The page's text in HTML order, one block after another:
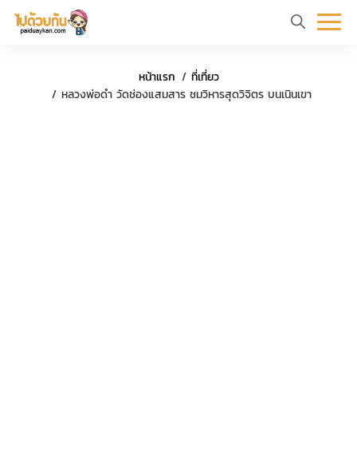
แรกท่อง เที่ยว
หน้าแรก
ที่เที่ยว
หลวงพ่อดำ วัดช่องแสมสาร ชมวิหารสุดวิจิตร บนเนินเขา